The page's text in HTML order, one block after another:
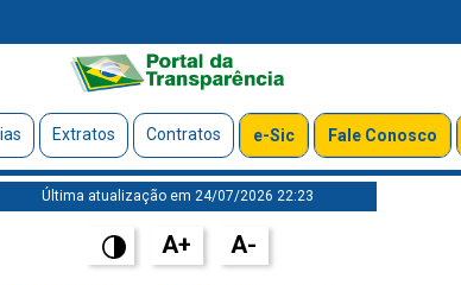
Extratos Contratos e-Sic Fale Conosco
Última atualização em 24/07/2026 22:23
A+ A-